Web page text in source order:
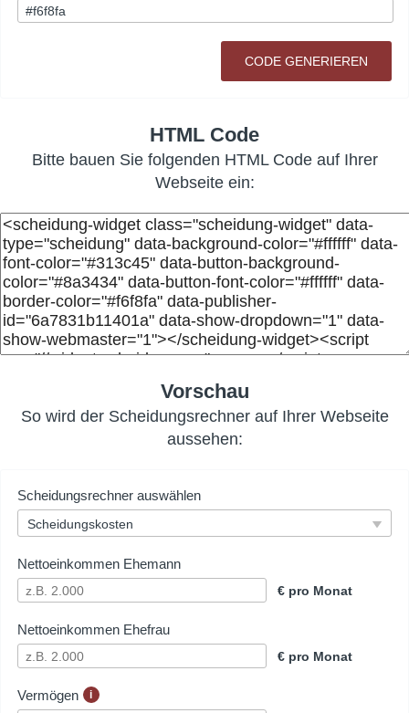
HTML Code
Bitte bauen Sie folgenden HTML Code auf Ihrer
Webseite ein:
Vorschau
So wird der Scheidungsrechner auf Ihrer Webseite
aussehen: